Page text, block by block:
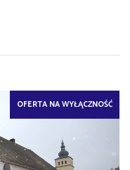
OFERTA NA WYŁĄCZNOŚĆ